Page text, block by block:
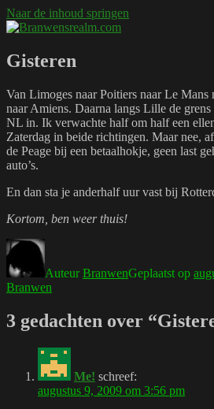
Naar de inhoud springen
Gisteren
Van Limoges naar Poitiers naar Le
naar Amiens. Daarna langs Lille de
NL in. Ik verwachte half om half een
Zaterdag in beide richtingen. Maar nee,
de Peage bij een betaalhokje, geen last
auto’s.
En dan sta je anderhalf uur vast bij
Kortom, ben weer thuis!
AuteurBranwenGeplaatst op
Branwen
3 gedachten over
Me! schreef:
augustus 9, 2009 om 3:56 pm